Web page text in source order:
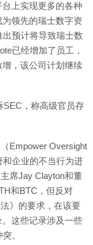
上实现更多的各种
领先的瑞士数字资
预计将导致瑞士数
已经增加了员工，
，该公司计划继续
SEC，称高级官员存
Empower Oversight
和企业的不当行为进
席Jay Clayton和董
和BTC，但反对
》的要求，在该要
这些记录涉及一些
。